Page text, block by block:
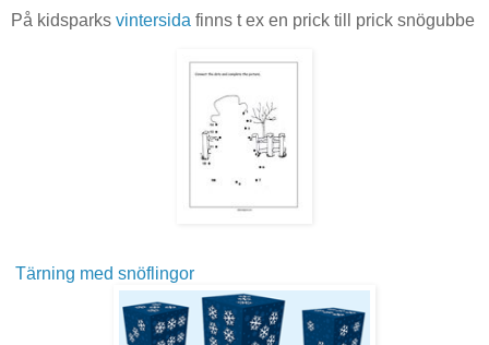
På kidsparks vintersida finns t ex en prick till prick snögubbe
Tärning med snöflingor